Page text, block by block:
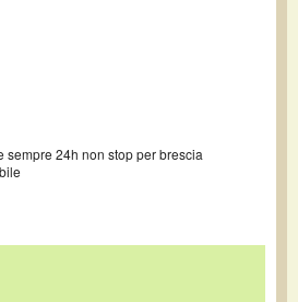
24h non stop per brescia